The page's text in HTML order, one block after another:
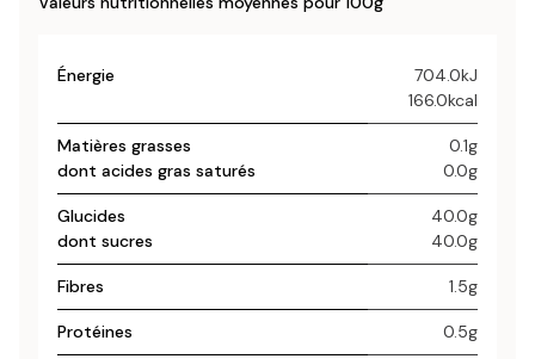
Énergie
704.0kJ
166.0kcal
Matières grasses
0.1g
dont acides gras saturés
0.0g
Glucides
40.0g
dont sucres
40.0g
Fibres 1.5g
Protéines 0.5g